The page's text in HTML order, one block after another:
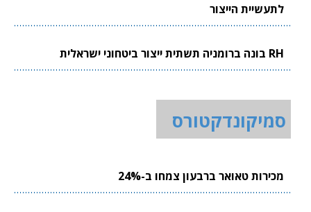
לתעשיית הייצור
RH בונה ברומניה תשתית ייצור ביטחוני ישראלית
סמיקונדקטורס
מכירות טאואר ברבעון צמחו ב-24%